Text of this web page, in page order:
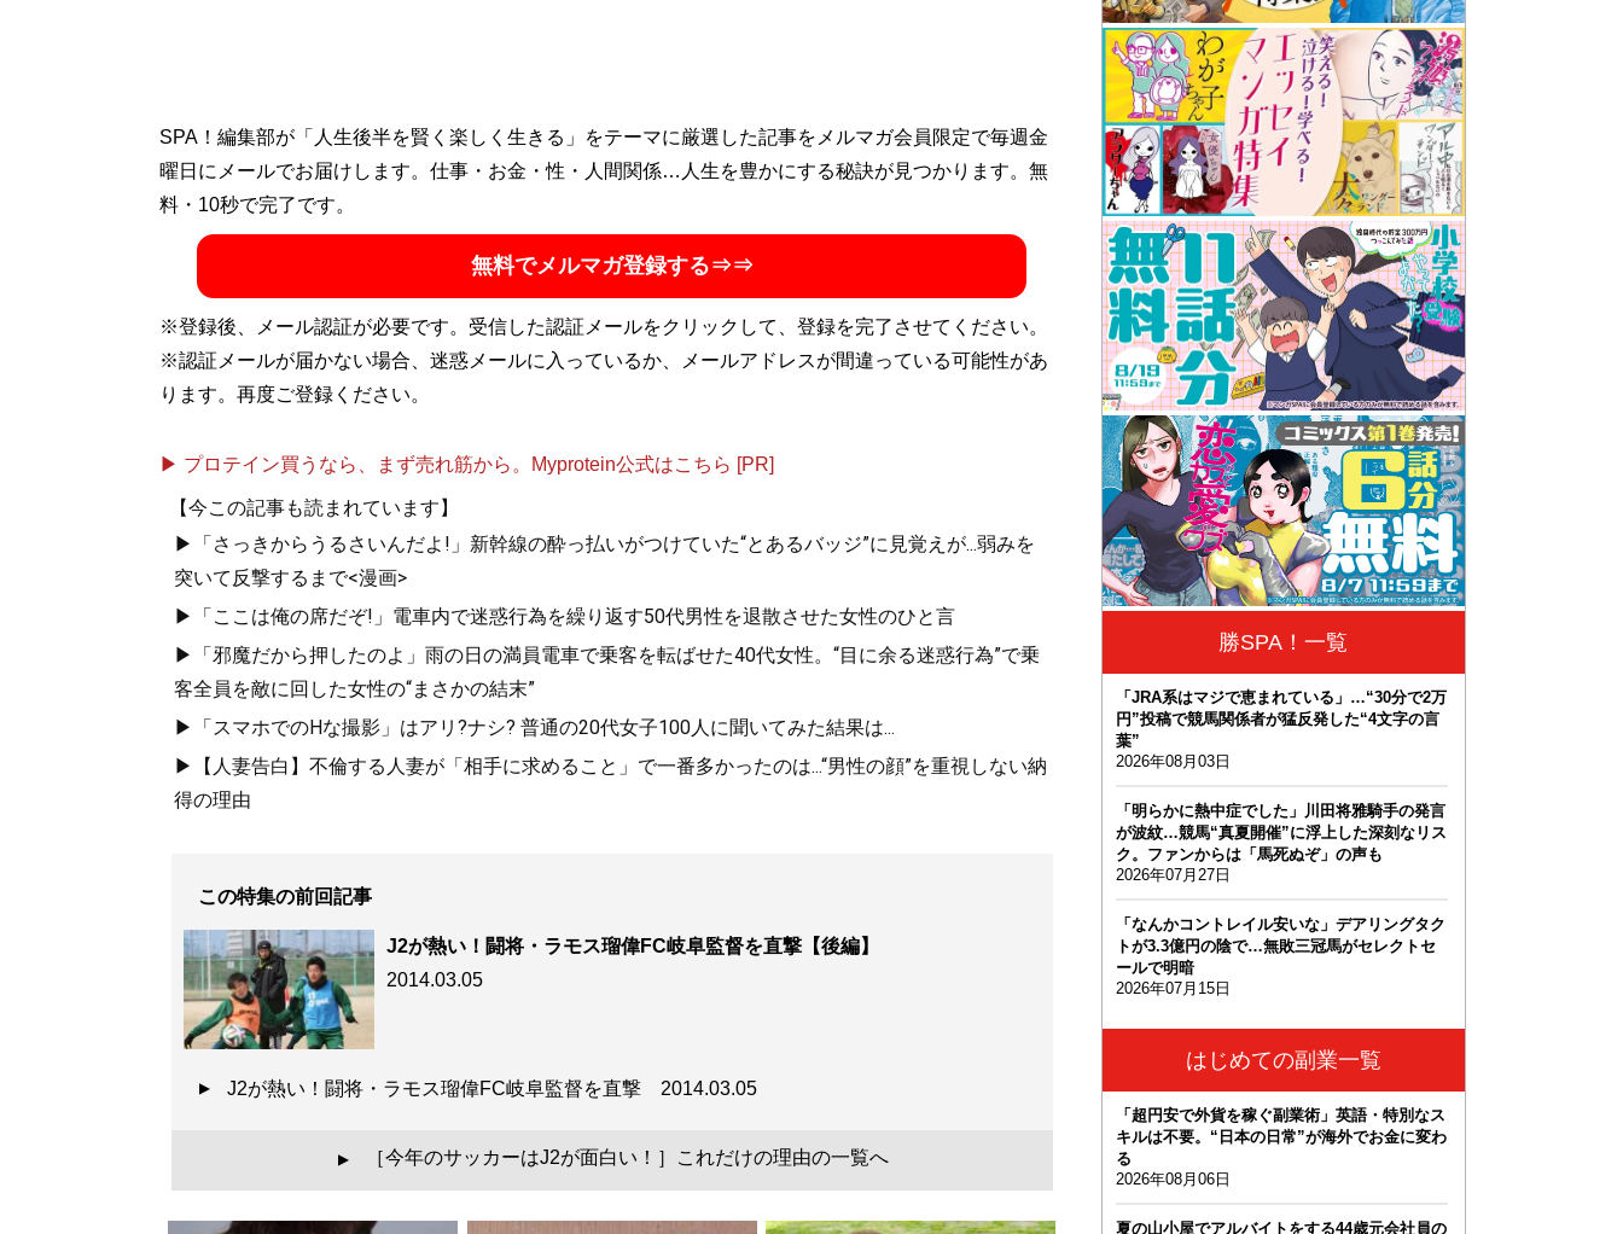
SPA！編集部が「人生後半を賢く楽しく生きる」をテーマに厳選した記事をメルマガ会員限定で毎週金
曜日にメールでお届けします。仕事・お金・性・人間関係…人生を豊かにする秘訣が見つかります。無
料・10秒で完了です。
無料でメルマガ登録する⇒⇒
※登録後、メール認証が必要です。受信した認証メールをクリックして、登録を完了させてください。
※認証メールが届かない場合、迷惑メールに入っているか、メールアドレスが間違っている可能性があ
ります。再度ご登録ください。
▶ プロテイン買うなら、まず売れ筋から。Myprotein公式はこちら [PR]
【今この記事も読まれています】
▶「さっきからうるさいんだよ!」新幹線の酔っ払いがつけていた“とあるバッジ”に見覚えが...弱みを
突いて反撃するまで<漫画>
▶「ここは俺の席だぞ!」電車内で迷惑行為を繰り返す50代男性を退散させた女性のひと言
▶「邪魔だから押したのよ」雨の日の満員電車で乗客を転ばせた40代女性。“目に余る迷惑行為”で乗
客全員を敵に回した女性の“まさかの結末”
▶「スマホでのHな撮影」はアリ?ナシ? 普通の20代女子100人に聞いてみた結果は...
▶【人妻告白】不倫する人妻が「相手に求めること」で一番多かったのは...“男性の顔”を重視しない納
得の理由
この特集の前回記事
J2が熱い！闘将・ラモス瑠偉FC岐阜監督を直撃【後編】
2014.03.05
J2が熱い！闘将・ラモス瑠偉FC岐阜監督を直撃 2014.03.05
▲ ［今年のサッカーはJ2が面白い！］これだけの理由の一覧へ
勝SPA！一覧
「JRA系はマジで恵まれている」…“30分で2万
円”投稿で競馬関係者が猛反発した“4文字の言
葉”
2026年08月03日
「明らかに熱中症でした」川田将雅騎手の発言
が波紋…競馬“真夏開催”に浮上した深刻なリス
ク。ファンからは「馬死ぬぞ」の声も
2026年07月27日
「なんかコントレイル安いな」デアリングタク
トが3.3億円の陰で…無敗三冠馬がセレクトセ
ールで明暗
2026年07月15日
はじめての副業一覧
「超円安で外貨を稼ぐ副業術」英語・特別なス
キルは不要。“日本の日常”が海外でお金に変わ
る
2026年08月06日
夏の山小屋でアルバイトをする44歳元会社員の